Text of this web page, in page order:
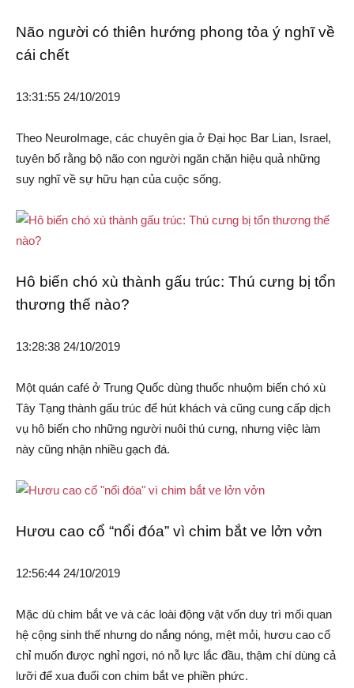
Não người có thiên hướng phong tỏa ý nghĩ về
cái chết
13:31:55 24/10/2019
Theo NeuroImage, các chuyên gia ở Đại học Bar Lian, Israel,
tuyên bố rằng bộ não con người ngăn chặn hiệu quả những
suy nghĩ về sự hữu hạn của cuộc sống.
Hô biến chó xù thành gấu trúc: Thú cưng bị tổn
thương thế nào?
13:28:38 24/10/2019
Một quán café ở Trung Quốc dùng thuốc nhuộm biến chó xù
Tây Tạng thành gấu trúc để hút khách và cũng cung cấp dịch
vụ hô biến cho những người nuôi thú cưng, nhưng việc làm
này cũng nhận nhiều gạch đá.
Hươu cao cổ “nổi đóa” vì chim bắt ve lởn vởn
12:56:44 24/10/2019
Mặc dù chim bắt ve và các loài động vật vốn duy trì mối quan
hệ cộng sinh thế nhưng do nắng nóng, mệt mỏi, hươu cao cổ
chỉ muốn được nghỉ ngơi, nó nỗ lực lắc đầu, thậm chí dùng cả
lưỡi để xua đuổi con chim bắt ve phiền phức.